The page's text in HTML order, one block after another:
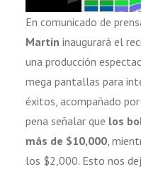
En comunicado de
Martin inaugurará el
una producción
mega pantallas para
éxitos, acompañado
pena señalar que los
más de $10,000,
los $2,000. Esto nos